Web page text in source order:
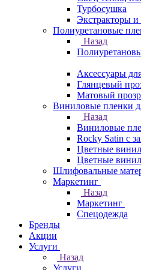
Турбосушка
Экстракторы и
Полиуретановые
Назад
Аксессуары
Глянцевый
Матовый
Виниловые пленки
Назад
Виниловые
Rocky Satin с
Цветные
Цветные
Шлифовальные
Маркетинг
Назад
Маркетинг
Спецодежда
Бренды
Акции
Услуги
Назад
Услуги